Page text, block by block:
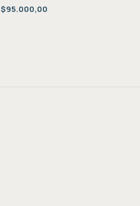
$95.000,00